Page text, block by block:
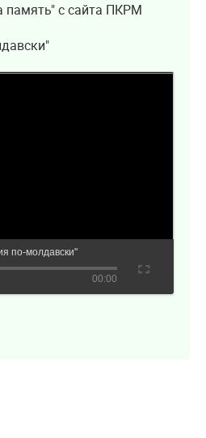
память" с сайта ПКРМ
по-молдавски"
00:00